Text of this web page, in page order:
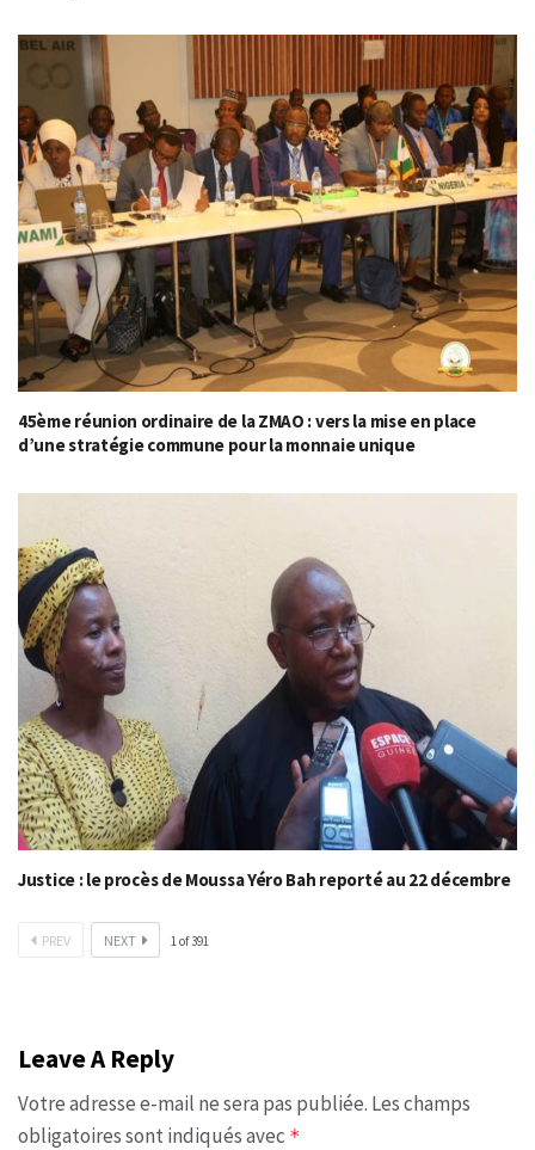
45ème réunion ordinaire de la ZMAO : vers la mise en place
d’une stratégie commune pour la monnaie unique
Justice : le procès de Moussa Yéro Bah reporté au 22 décembre
PREV NEXT 1of391
Leave A Reply
Votre adresse e-mail ne sera pas publiée. Les champs
obligatoires sont indiqués avec *